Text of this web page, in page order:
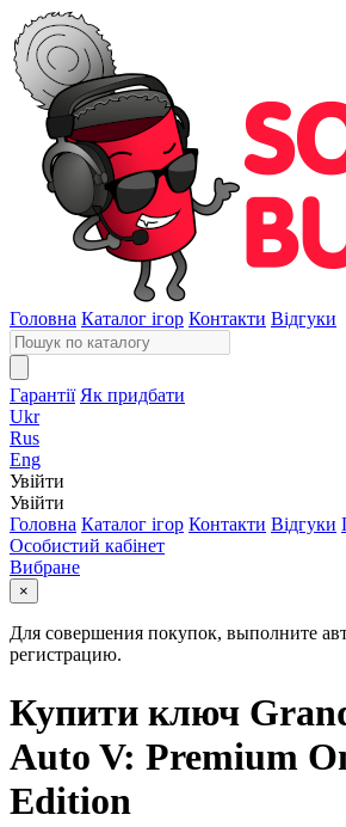
Головна Каталог ігор Контакти Відгуки
Гарантії Як придбати
Ukr
Rus
Eng
Увійти
Увійти
Головна Каталог ігор Контакти Відгуки
Особистий кабінет
Вибране
×
Для совершения покупок, выполните
регистрацию.
Купити ключ
Auto V: Premium
Edition